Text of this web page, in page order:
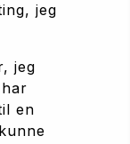
jeg
jeg
en